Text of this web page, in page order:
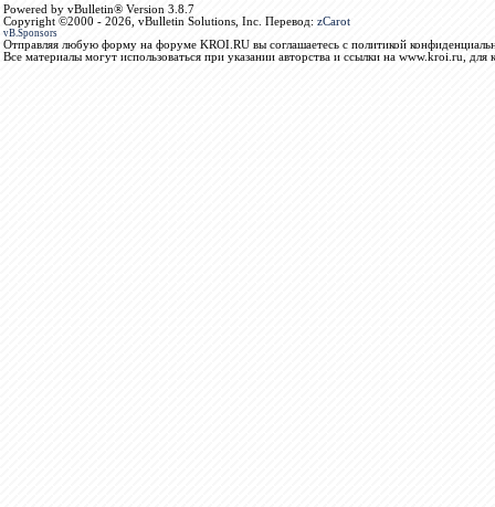
Powered by vBulletin® Version 3.8.7
Copyright ©2000 - 2026, vBulletin Solutions, Inc. Перевод: zCarot
vB.Sponsors
Отправляя любую форму на форуме KROI.RU вы соглашаетесь с политикой
Все материалы могут использоваться при указании авторства и ссылки на www.kroi.ru, для